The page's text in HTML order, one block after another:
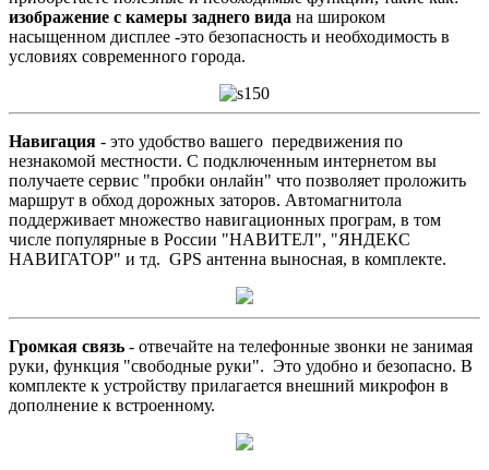
изображение с камеры заднего вида на широком
насыщенном дисплее -это безопасность и необходимость в
условиях современного города.
Навигация - это удобство вашего передвижения по
незнакомой местности. С подключенным интернетом вы
получаете сервис "пробки онлайн" что позволяет проложить
маршрут в обход дорожных заторов. Автомагнитола
поддерживает множество навигационных програм, в том
числе популярные в России "НАВИТЕЛ", "ЯНДЕКС
НАВИГАТОР" и тд. GPS антенна выносная, в комплекте.
Громкая связь - отвечайте на телефонные звонки не занимая
руки, функция "свободные руки". Это удобно и безопасно. В
комплекте к устройству прилагается внешний микрофон в
дополнение к встроенному.